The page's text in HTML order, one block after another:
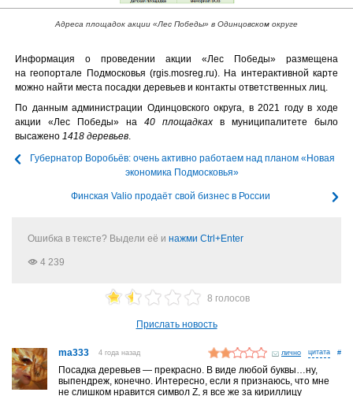
Адреса площадок акции «Лес Победы» в Одинцовском округе
Информация о проведении акции «Лес Победы» размещена
на геопортале Подмосковья (rgis.mosreg.ru). На интерактивной карте
можно найти места посадки деревьев и контакты ответственных лиц.
По данным администрации Одинцовского округа, в 2021 году в ходе
акции «Лес Победы» на 40 площадках в муниципалитете было
высажено 1418 деревьев.
Губернатор Воробьёв: очень активно работаем над планом «Новая
экономика Подмосковья»
Финская Valio продаёт свой бизнес в России
Ошибка в тексте? Выдели её и нажми Ctrl+Enter
4 239
8 голосов
Прислать новость
ma333 4 года назад лично #
Посадка деревьев — прекрасно. В виде любой буквы…ну,
выпендреж, конечно. Интересно, если я признаюсь, что мне
не слишком нравится символ Z, я все же за кириллицу